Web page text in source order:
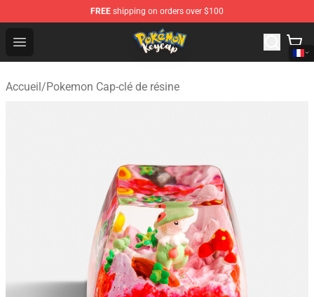
FREE shipping on orders over $100
Open menu
Pokemon Keycap Shop - The Best Store of Pokemon
Accueil/Pokemon Cap-clé de résine